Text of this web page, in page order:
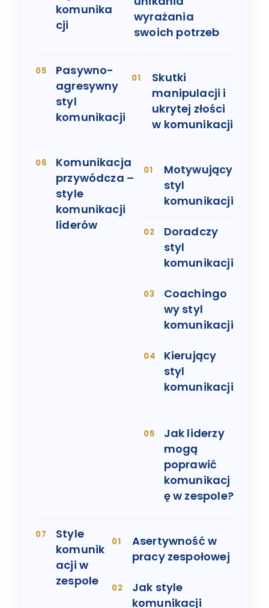
komunika
cji
wyrażania
swoich potrzeb
Pasywno-
agresywny
styl
komunikacji
Skutki
manipulacji i
ukrytej złości
w komunikacji
Komunikacja
przywódcza –
style
komunikacji
liderów
Motywujący
styl
komunikacji
Doradczy
styl
komunikacji
Coachingo
wy styl
komunikacji
Kierujący
styl
komunikacji
Jak liderzy
mogą
poprawić
komunikacj
ę w zespole?
Style
komunik
acji w
zespole
Asertywność w
pracy zespołowej
Jak style
komunikacji